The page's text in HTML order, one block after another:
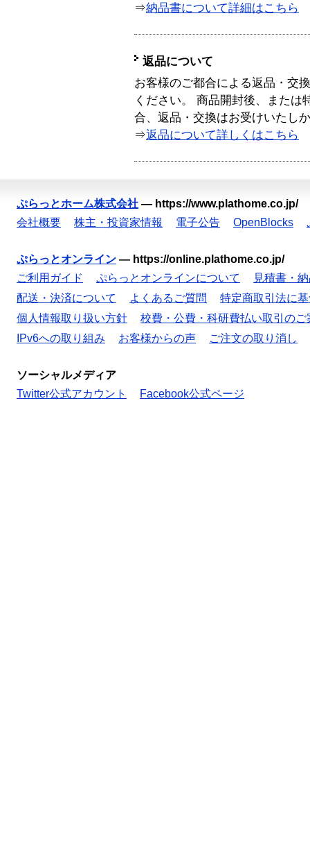
⇒納品書について詳細はこちら
返品について
お客様のご都合による返品・交
ください。 商品開封後、または
合、返品・交換はお受けいたし
⇒返品について詳しくはこちら
ぷらっとホーム株式会社 — https://www.plathome.co.jp/
会社概要
株主・投資家情報 電子公告 OpenBlocks
ぷらっとオンライン — https://online.plathome.co.jp/
ご利用ガイド
ぷらっとオンラインについて
見積書・
配送・決済について
よくあるご質問
特定商取引法に
個人情報取り扱い方針
校費・公費・科研費払い取引のご
IPv6への取り組み
お客様からの声 ご注文の取り消し
ソーシャルメディア
Twitter公式アカウント
Facebook公式ページ